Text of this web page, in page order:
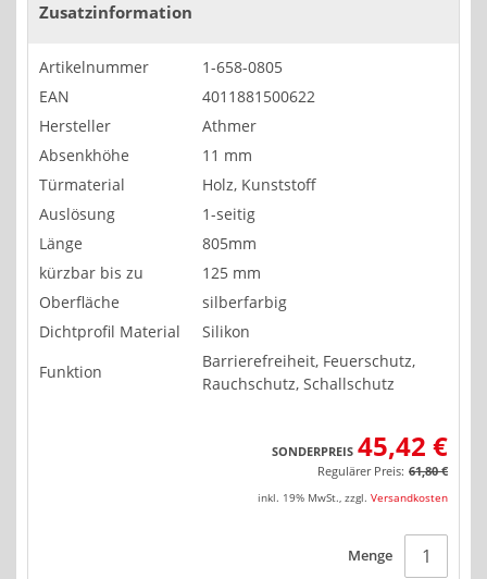
Zusatzinformation
Artikelnummer
1-658-0805
EAN
4011881500622
Hersteller
Athmer
Absenkhöhe
11 mm
Türmaterial
Holz, Kunststoff
Auslösung
1-seitig
Länge
805mm
kürzbar bis zu
125 mm
Oberfläche
silberfarbig
Dichtprofil Material
Silikon
Funktion
Barrierefreiheit, Feuerschutz,
Rauchschutz, Schallschutz
SONDERPREIS 45,42 €
Regulärer Preis: 61,80 €
inkl. 19% MwSt., zzgl. Versandkosten
Menge